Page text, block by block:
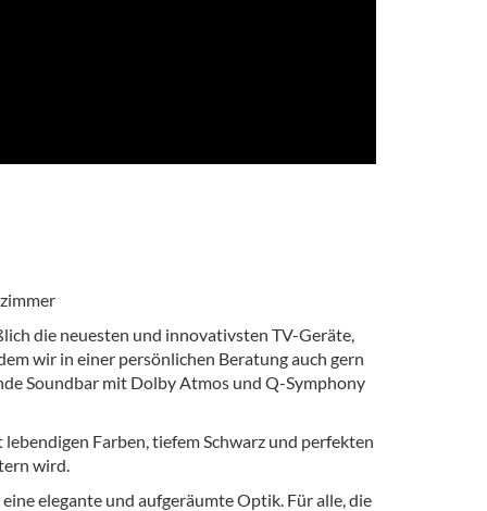
die neuesten und innovativsten TV-Geräte,
wir in einer persönlichen Beratung auch gern
Soundbar mit Dolby Atmos und Q-Symphony
Farben, tiefem Schwarz und perfekten
wird.
elegante und aufgeräumte Optik. Für alle, die